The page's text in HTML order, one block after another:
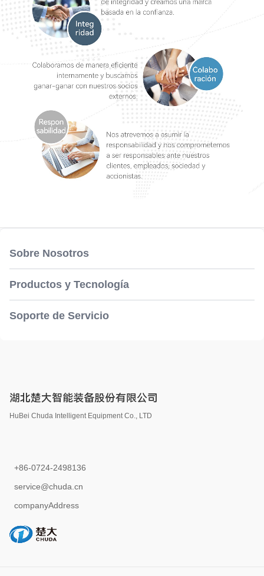
Sobre Nosotros
Productos y Tecnología
Soporte de Servicio
湖北楚大智能装备股份有限公司
HuBei Chuda Intelligent Equipment Co., LTD
+86-0724-2498136
service@chuda.cn
companyAddress